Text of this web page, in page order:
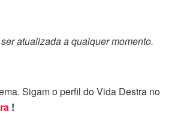
atualizada a qualquer momento.
Sigam o perfil do Vida Destra no
!